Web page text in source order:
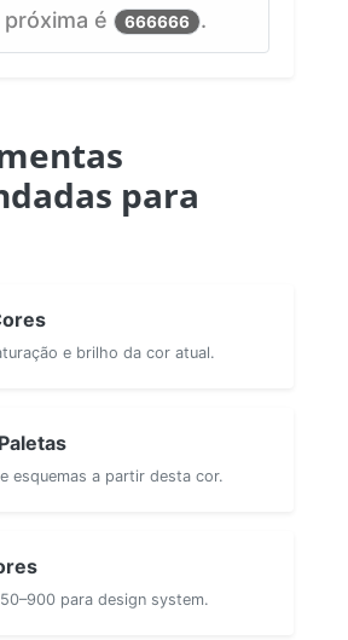
é
666666 .
para
e brilho da cor atual.
esquemas a partir desta cor.
para design system.